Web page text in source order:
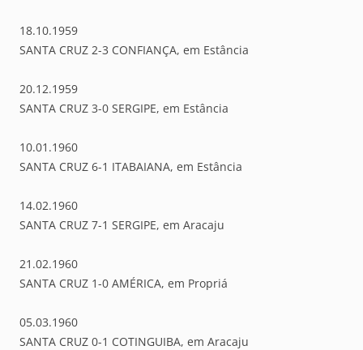
18.10.1959
SANTA CRUZ 2-3 CONFIANÇA, em Estância
20.12.1959
SANTA CRUZ 3-0 SERGIPE, em Estância
10.01.1960
SANTA CRUZ 6-1 ITABAIANA, em Estância
14.02.1960
SANTA CRUZ 7-1 SERGIPE, em Aracaju
21.02.1960
SANTA CRUZ 1-0 AMÉRICA, em Propriá
05.03.1960
SANTA CRUZ 0-1 COTINGUIBA, em Aracaju